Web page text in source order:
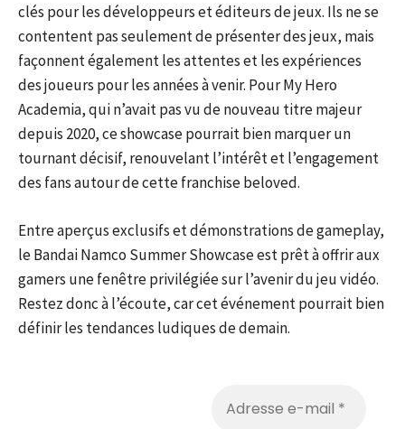
clés pour les développeurs et éditeurs de jeux. Ils ne se
contentent pas seulement de présenter des jeux, mais
façonnent également les attentes et les expériences
des joueurs pour les années à venir. Pour My Hero
Academia, qui n’avait pas vu de nouveau titre majeur
depuis 2020, ce showcase pourrait bien marquer un
tournant décisif, renouvelant l’intérêt et l’engagement
des fans autour de cette franchise beloved.
Entre aperçus exclusifs et démonstrations de gameplay,
le Bandai Namco Summer Showcase est prêt à offrir aux
gamers une fenêtre privilégiée sur l’avenir du jeu vidéo.
Restez donc à l’écoute, car cet événement pourrait bien
définir les tendances ludiques de demain.